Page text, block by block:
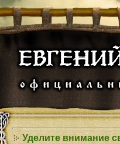
Уделите внимание